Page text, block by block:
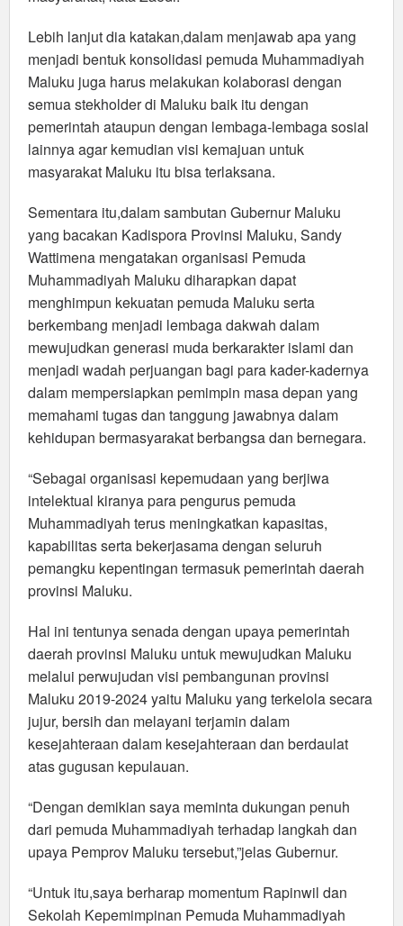
Lebih lanjut dia katakan,dalam menjawab apa yang
menjadi bentuk konsolidasi pemuda Muhammadiyah
Maluku juga harus melakukan kolaborasi dengan
semua stekholder di Maluku baik itu dengan
pemerintah ataupun dengan lembaga-lembaga sosial
lainnya agar kemudian visi kemajuan untuk
masyarakat Maluku itu bisa terlaksana.
Sementara itu,dalam sambutan Gubernur Maluku
yang bacakan Kadispora Provinsi Maluku, Sandy
Wattimena mengatakan organisasi Pemuda
Muhammadiyah Maluku diharapkan dapat
menghimpun kekuatan pemuda Maluku serta
berkembang menjadi lembaga dakwah dalam
mewujudkan generasi muda berkarakter islami dan
menjadi wadah perjuangan bagi para kader-kadernya
dalam mempersiapkan pemimpin masa depan yang
memahami tugas dan tanggung jawabnya dalam
kehidupan bermasyarakat berbangsa dan bernegara.
“Sebagai organisasi kepemudaan yang berjiwa
intelektual kiranya para pengurus pemuda
Muhammadiyah terus meningkatkan kapasitas,
kapabilitas serta bekerjasama dengan seluruh
pemangku kepentingan termasuk pemerintah daerah
provinsi Maluku.
Hal ini tentunya senada dengan upaya pemerintah
daerah provinsi Maluku untuk mewujudkan Maluku
melalui perwujudan visi pembangunan provinsi
Maluku 2019-2024 yaitu Maluku yang terkelola secara
jujur, bersih dan melayani terjamin dalam
kesejahteraan dalam kesejahteraan dan berdaulat
atas gugusan kepulauan.
“Dengan demikian saya meminta dukungan penuh
dari pemuda Muhammadiyah terhadap langkah dan
upaya Pemprov Maluku tersebut,”jelas Gubernur.
“Untuk itu,saya berharap momentum Rapinwil dan
Sekolah Kepemimpinan Pemuda Muhammadiyah